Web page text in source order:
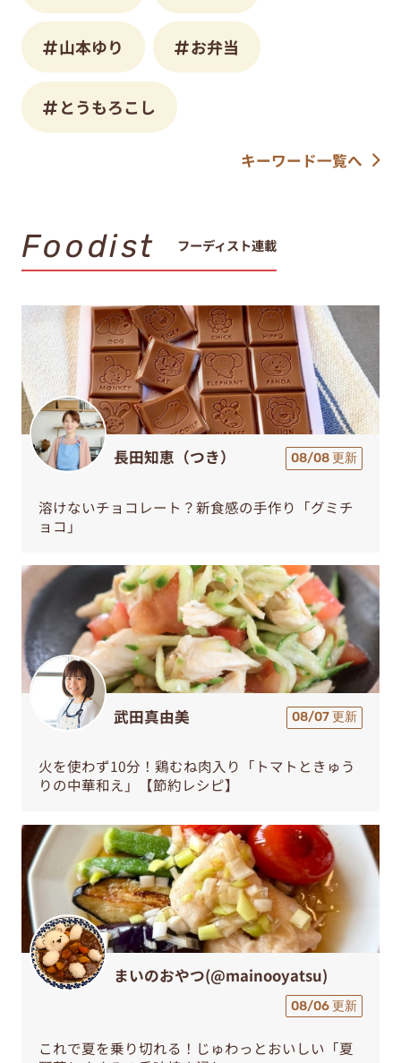
山本ゆり お弁当
とうもろこし
キーワード一覧へ
Foodist フーディスト連載
長田知恵（つき） 08/08 更新
溶けないチョコレート？新食感の手作り「グミチ
ョコ」
武田真由美 08/07 更新
火を使わず10分！鶏むね肉入り「トマトときゅう
りの中華和え」【節約レシピ】
まいのおやつ(@mainooyatsu)
08/06 更新
これで夏を乗り切れる！じゅわっとおいしい「夏